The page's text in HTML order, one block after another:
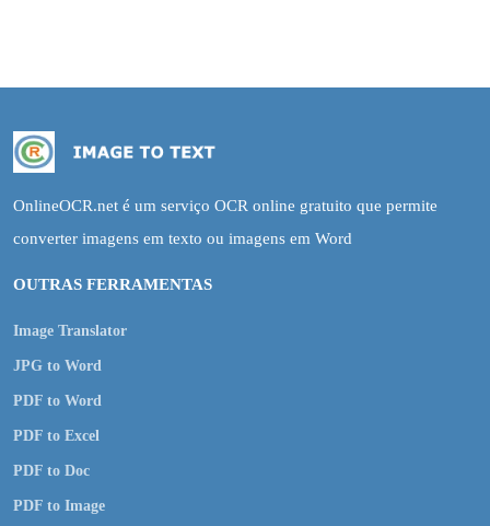
OnlineOCR.net é um serviço OCR online gratuito que permite
converter imagens em texto ou imagens em Word
OUTRAS FERRAMENTAS
Image Translator
JPG to Word
PDF to Word
PDF to Excel
PDF to Doc
PDF to Image